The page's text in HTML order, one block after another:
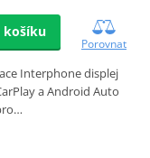
košíku
Porovnat
Interphone displej
a Android Auto